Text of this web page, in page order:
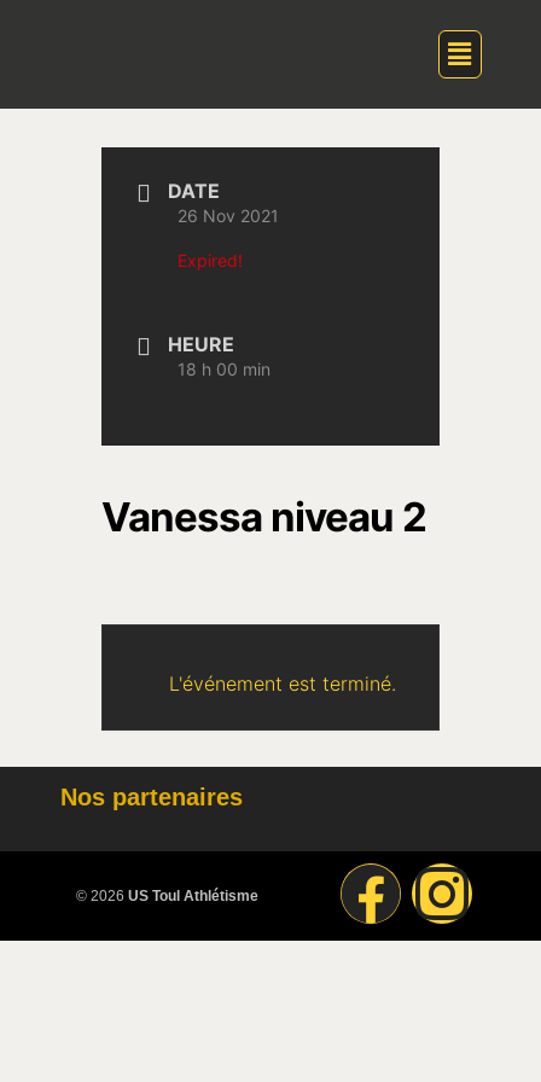
DATE
26 Nov 2021
Expired!
HEURE
18 h 00 min
Vanessa niveau 2
L'événement est terminé.
Nos partenaires
© 2026 US Toul Athlétisme